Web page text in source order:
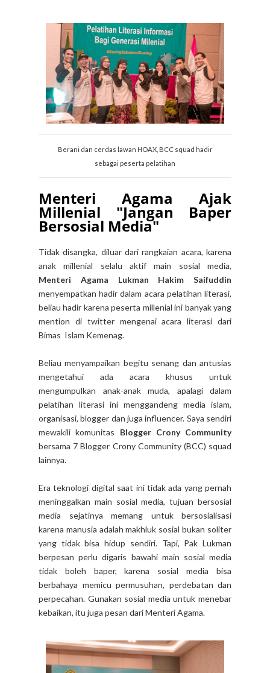
Berani dan cerdas lawan HOAX, BCC squad hadir
sebagai peserta pelatihan
Menteri Agama Ajak
Millenial "Jangan Baper
Bersosial Media"
Tidak disangka, diluar dari rangkaian acara, karena
anak millenial selalu aktif main sosial media,
Menteri Agama Lukman Hakim Saifuddin
menyempatkan hadir dalam acara pelatihan literasi,
beliau hadir karena peserta millenial ini banyak yang
mention di twitter mengenai acara literasi dari
Bimas Islam Kemenag.
Beliau menyampaikan begitu senang dan antusias
mengetahui ada acara khusus untuk
mengumpulkan anak-anak muda, apalagi dalam
pelatihan literasi ini menggandeng media islam,
organisasi, blogger dan juga influencer. Saya sendiri
mewakili komunitas Blogger Crony Community
bersama 7 Blogger Crony Community (BCC) squad
lainnya.
Era teknologi digital saat ini tidak ada yang pernah
meninggalkan main sosial media, tujuan bersosial
media sejatinya memang untuk bersosialisasi
karena manusia adalah makhluk sosial bukan soliter
yang tidak bisa hidup sendiri. Tapi, Pak Lukman
berpesan perlu digaris bawahi main sosial media
tidak boleh baper, karena sosial media bisa
berbahaya memicu permusuhan, perdebatan dan
perpecahan. Gunakan sosial media untuk menebar
kebaikan, itu juga pesan dari Menteri Agama.